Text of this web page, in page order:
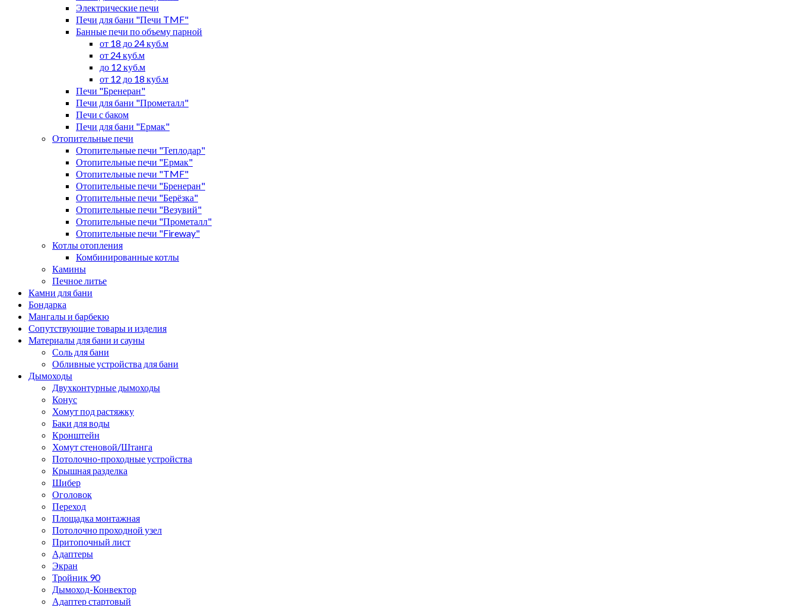
Электрические печи
Печи для бани "Печи TMF"
Банные печи по объему парной
от 18 до 24 куб.м
от 24 куб.м
до 12 куб.м
от 12 до 18 куб.м
Печи "Бренеран"
Печи для бани "Прометалл"
Печи с баком
Печи для бани "Ермак"
Отопительные печи
Отопительные печи "Теплодар"
Отопительные печи "Ермак"
Отопительные печи "TMF"
Отопительные печи "Бренеран"
Отопительные печи "Берёзка"
Отопительные печи "Везувий"
Отопительные печи "Прометалл"
Отопительные печи "Fireway"
Котлы отопления
Комбинированные котлы
Камины
Печное литье
Камни для бани
Бондарка
Мангалы и барбекю
Сопутствующие товары и изделия
Материалы для бани и сауны
Соль для бани
Обливные устройства для бани
Дымоходы
Двухконтурные дымоходы
Конус
Хомут под растяжку
Баки для воды
Кронштейн
Хомут стеновой/Штанга
Потолочно-проходные устройства
Крышная разделка
Шибер
Оголовок
Переход
Площадка монтажная
Потолочно проходной узел
Притопочный лист
Адаптеры
Экран
Тройник 90
Дымоход-Конвектор
Адаптер стартовый